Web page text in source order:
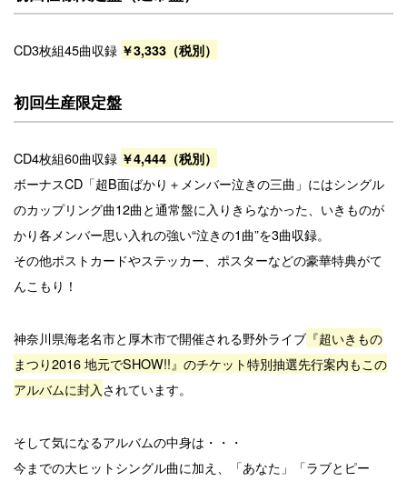
CD3枚組45曲収録 ￥3,333（税別）
初回生産限定盤
CD4枚組60曲収録 ￥4,444（税別）
ボーナスCD「超B面ばかり＋メンバー泣きの三曲」にはシングル
のカップリング曲12曲と通常盤に入りきらなかった、いきものが
かり各メンバー思い入れの強い“泣きの1曲”を3曲収録。
その他ポストカードやステッカー、ポスターなどの豪華特典がて
んこもり！
神奈川県海老名市と厚木市で開催される野外ライブ 『超いきもの
まつり2016 地元でSHOW!!』のチケット特別抽選先行案内もこの
アルバムに封入されています。
そして気になるアルバムの中身は・・・
今までの大ヒットシングル曲に加え、「あなた」「ラブとピー